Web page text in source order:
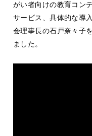
がい者向けの教育コン
サービス、具体的な導
会理事長の石戸奈々子
ました。